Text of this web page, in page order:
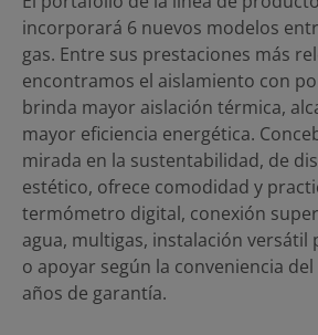
incorporará 6 nuevos modelos
gas. Entre sus prestaciones más
encontramos el aislamiento con
brinda mayor aislación térmica,
mayor eficiencia energética.
mirada en la sustentabilidad, de
estético, ofrece comodidad y
termómetro digital, conexión
agua, multigas, instalación versátil
o apoyar según la conveniencia
años de garantía.